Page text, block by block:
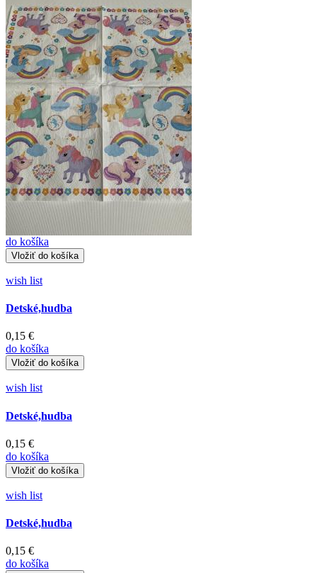
do košíka
wish list
Detské,hudba
0,15 €
do košíka
wish list
Detské,hudba
0,15 €
do košíka
wish list
Detské,hudba
0,15 €
do košíka